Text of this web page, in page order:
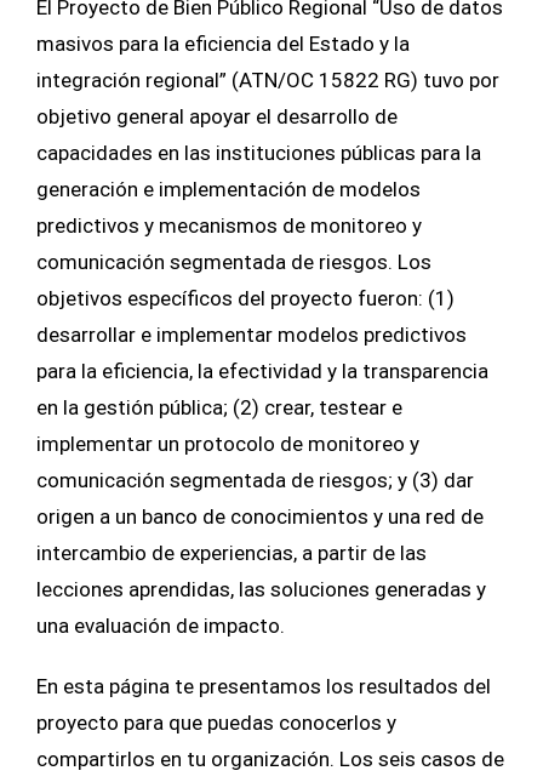
El Proyecto de Bien Público Regional “Uso de datos
masivos para la eficiencia del Estado y la
integración regional” (ATN/OC 15822 RG) tuvo por
objetivo general apoyar el desarrollo de
capacidades en las instituciones públicas para la
generación e implementación de modelos
predictivos y mecanismos de monitoreo y
comunicación segmentada de riesgos. Los
objetivos específicos del proyecto fueron: (1)
desarrollar e implementar modelos predictivos
para la eficiencia, la efectividad y la transparencia
en la gestión pública; (2) crear, testear e
implementar un protocolo de monitoreo y
comunicación segmentada de riesgos; y (3) dar
origen a un banco de conocimientos y una red de
intercambio de experiencias, a partir de las
lecciones aprendidas, las soluciones generadas y
una evaluación de impacto.
En esta página te presentamos los resultados del
proyecto para que puedas conocerlos y
compartirlos en tu organización. Los seis casos de